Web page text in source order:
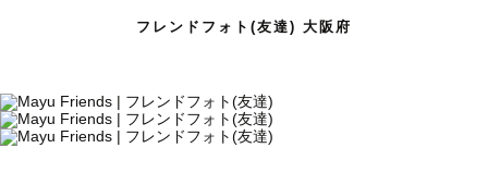
フレンドフォト(友達) 大阪府